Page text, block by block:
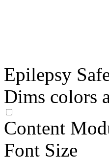
Epilepsy
Dims colors
Content
Font Size